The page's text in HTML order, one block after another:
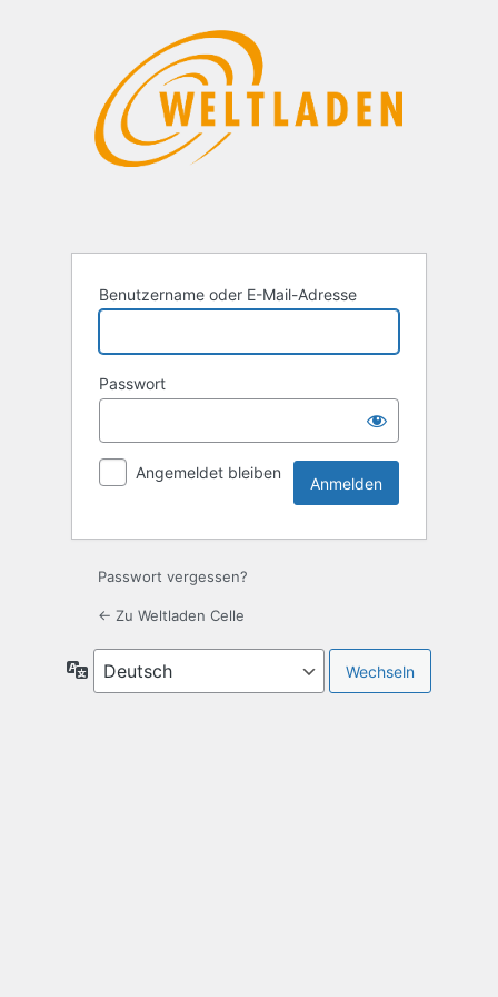
Benutzername oder E-Mail-Adresse
Passwort
Angemeldet bleiben
Passwort vergessen?
← Zu Weltladen Celle
Sprache